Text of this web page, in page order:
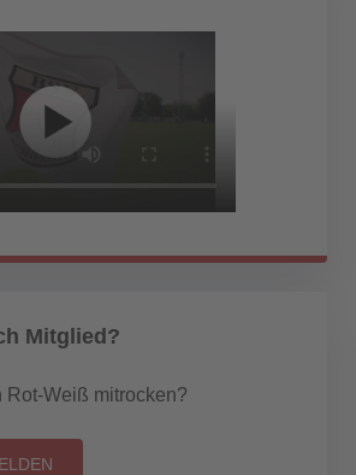
Mitglied?
Rot-Weiß mitrocken?